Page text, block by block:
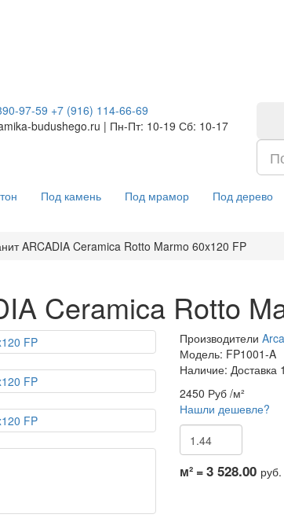
97-59 +7 (916) 114-66-69
budushego.ru | Пн-Пт: 10-19 Сб: 10-17
Под камень Под мрамор Под дерево
ARCADIA Ceramica Rotto Marmo 60x120 FP
Ceramica Rotto
Производители
Модель: FP1001-A
Наличие: Доставка
2450 Руб /м²
Нашли дешевле?
м² =3 528.00 руб.